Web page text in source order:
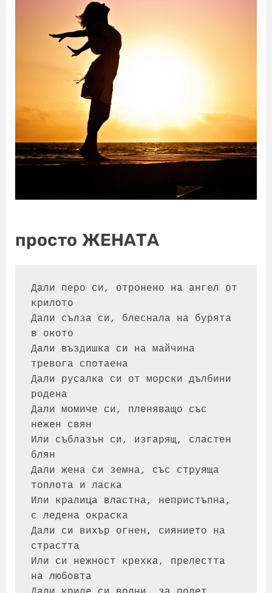
просто ЖЕНАТА
Дали перо си, отронено на ангел от
крилото
Дали сълза си, блеснала на бурята
в окото
Дали въздишка си на майчина
тревога спотаена
Дали русалка си от морски дълбини
родена
Дали момиче си, пленяващо със
нежен свян
Или съблазън си, изгарящ, сластен
блян
Дали жена си земна, със струяща
топлота и ласка
Или кралица властна, непристъпна,
с ледена окраска
Дали си вихър огнен, сиянието на
страстта
Или си нежност крехка, прелестта
на любовта